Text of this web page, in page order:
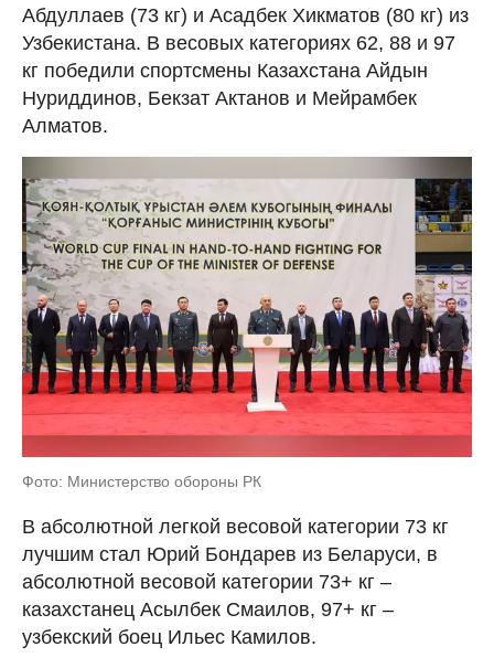
Абдуллаев (73 кг) и Асадбек Хикматов (80 кг) из
Узбекистана. В весовых категориях 62, 88 и 97
кг победили спортсмены Казахстана Айдын
Нуриддинов, Бекзат Актанов и Мейрамбек
Алматов.
Фото: Министерство обороны РК
В абсолютной легкой весовой категории 73 кг
лучшим стал Юрий Бондарев из Беларуси, в
абсолютной весовой категории 73+ кг –
казахстанец Асылбек Смаилов, 97+ кг –
узбекский боец Ильес Камилов.